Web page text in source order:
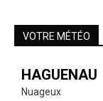
VOTRE MÉTÉO
HAGUENAU
Nuageux